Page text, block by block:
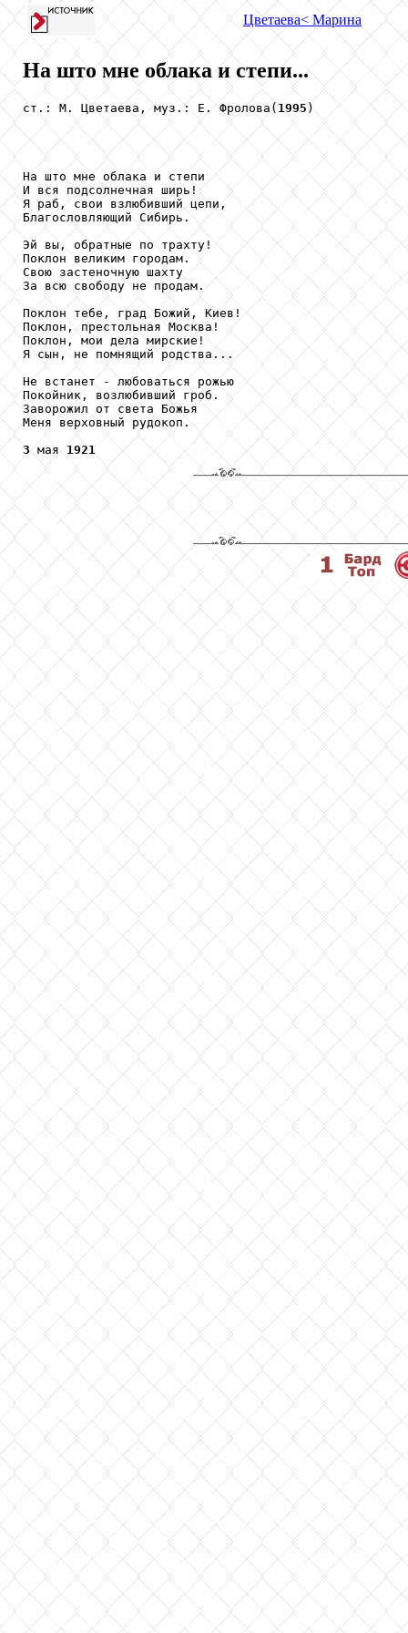
Цветаева< Марина
На што мне облака и степи...
ст.: М. Цветаева, муз.: Е. Фролова(1995)
На што мне облака и степи
И вся подсолнечная ширь!
Я раб, свои взлюбивший цепи,
Благословляющий Сибирь.
Эй вы, обратные по трахту!
Поклон великим городам.
Свою застеночную шахту
За всю свободу не продам.
Поклон тебе, град Божий, Киев!
Поклон, престольная Москва!
Поклон, мои дела мирские!
Я сын, не помнящий родства...
Не встанет - любоваться рожью
Покойник, возлюбивший гроб.
Заворожил от света Божья
Меня верховный рудокоп.
3 мая 1921